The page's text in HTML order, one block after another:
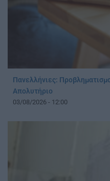
Πανελλήνιες:
Απολυτήριο
03/08/2026 - 12:00